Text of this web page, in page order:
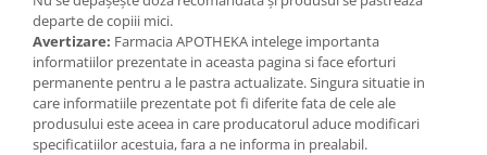
departe de copiii mici.
Avertizare: Farmacia APOTHEKA intelege importanta
informatiilor prezentate in aceasta pagina si face eforturi
permanente pentru a le pastra actualizate. Singura situatie in
care informatiile prezentate pot fi diferite fata de cele ale
produsului este aceea in care producatorul aduce modificari
specificatiilor acestuia, fara a ne informa in prealabil.